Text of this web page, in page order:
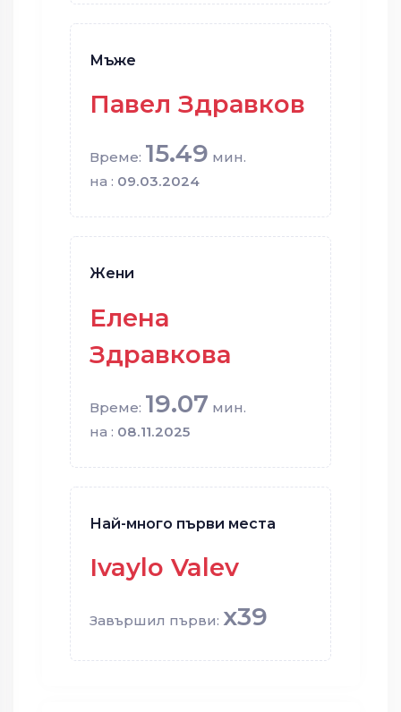
Мъже
Павел Здравков
Време: 15.49 мин.
на : 09.03.2024
Жени
Елена
Здравкова
Време: 19.07 мин.
на : 08.11.2025
Най-много първи места
Ivaylo Valev
Завършил първи: x39